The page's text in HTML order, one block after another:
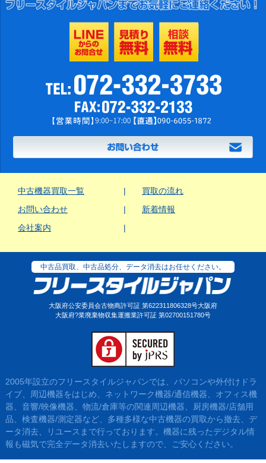
中古機器買取一覧
買取の流れ
お問い合わせ
新着情報
会社案内
中古品買取、中古品処分、データ消去はお任せください。
大阪府公安委員会古物商許可証 第622311806328号大阪府
大阪府?業廃棄物収集運搬業許可証 第02700151780号
2005年設立のフリースタイルジャパンでは、パソコンや外付けドラ
イブ、周辺機器をはじめ、ネットワーク機器/通信機器、オフィス機
器、音響/映像機器、物流/倉庫等の関連周辺機器、厨房機器/店舗用
品、検査機器/測定器など、多種多様な中古機器の買取から撤去、デ
ータ消去、リユースまで行っております。機器に残ったデジタル情
報も磁気で完全データ消去いたしますので、ご安心ください。